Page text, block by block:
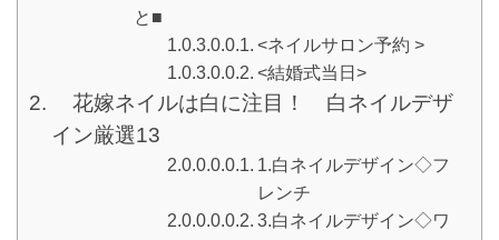
と■
<ネイルサロン予約 >
<結婚式当日>
花嫁ネイルは白に注目！ 白ネイルデザ
イン厳選13
1.白ネイルデザイン◇フ
レンチ
3.白ネイルデザイン◇ワ